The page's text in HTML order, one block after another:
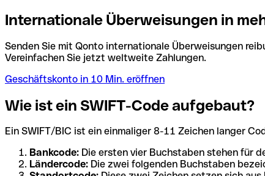
Internationale Überweisungen in
Senden Sie mit Qonto internationale Überweisungen
Vereinfachen Sie jetzt weltweite Zahlungen.
Geschäftskonto in 10 Min. eröffnen
Wie ist ein SWIFT-Code aufgebaut?
Ein SWIFT/BIC ist ein einmaliger 8-11 Zeichen langer
Bankcode: Die ersten vier Buchstaben stehen für
Ländercode: Die zwei folgenden Buchstaben